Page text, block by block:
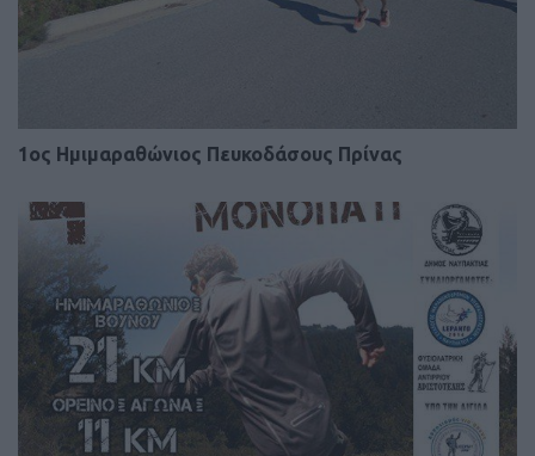
1ος Ημιμαραθώνιος Πευκοδάσους Πρίνας